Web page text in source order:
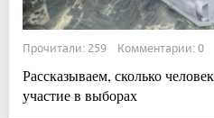
Прочитали: 259 Комментарии: 0
Рассказываем, сколько
участие в выборах